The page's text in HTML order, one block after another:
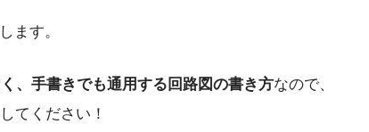
ます。
、手書きでも通用する回路図の書き方なので、
てください！